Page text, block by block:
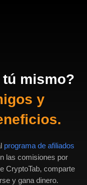
mismo?
y
programa de afiliados
las comisiones por
CryptoTab, comparte
y gana dinero.